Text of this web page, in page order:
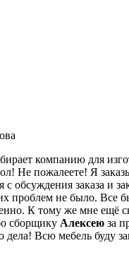
компанию для
Не пожалеете! Я
обсуждения заказа и
проблем не было. Все
К тому же мне ещё
сборщику Алексею за
дела! Всю мебель буду